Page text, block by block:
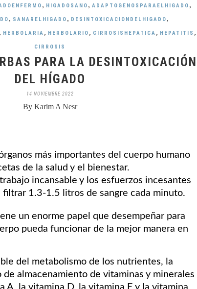
, HIGADOSANO , ADAPTOGENOSPARAELHIGADO ,
, SANARELHIGADO , DESINTOXICACIONDELHIGADO ,
, HERBOLARIA , HERBOLARIO , CIRROSISHEPATICA , HEPATITIS ,
CIRROSIS
PARA LA DESINTOXICACIÓN
DEL HÍGADO
14 NOVIEMBRE 2022
By Karim A Nesr
más importantes del cuerpo humano
de la salud y el bienestar.
incansable y los esfuerzos incesantes
filtrar 1.3-1.5 litros de sangre cada minuto.
un enorme papel que desempeñar para
pueda funcionar de la mejor manera en
del metabolismo de los nutrientes, la
almacenamiento de vitaminas y minerales
A, la vitamina D, la vitamina E y la vitamina